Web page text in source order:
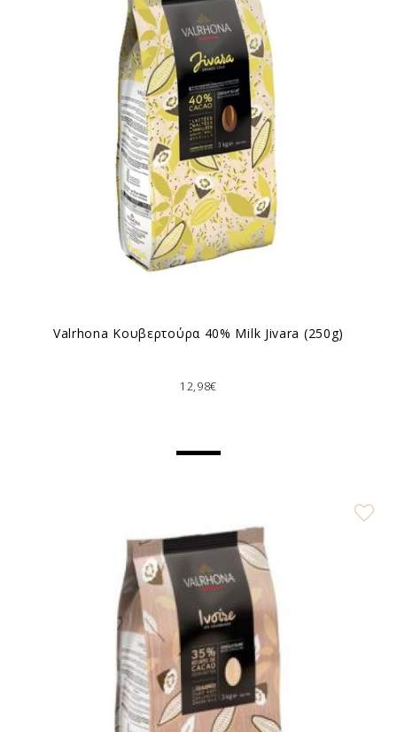
Valrhona Κουβερτούρα 40% Milk Jivara (250g)
12,98€